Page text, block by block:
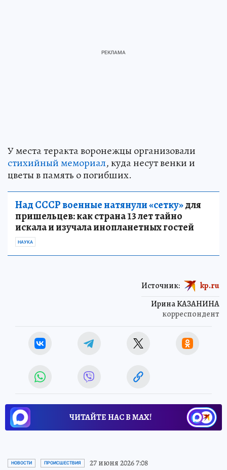
У места теракта воронежцы организовали
стихийный мемориал, куда несут венки и
цветы в память о погибших.
Над СССР военные натянули «сетку»для
пришельцев: как страна 13 лет тайно
искала и изучала инопланетных гостей
НАУКА
Ирина КАЗАНИНА
корреспондент
Источник: kp.ru
ЧИТАЙТЕ НАС В МАХ!
НОВОСТИ ПРОИСШЕСТВИЯ 27 июня 2026 7:08